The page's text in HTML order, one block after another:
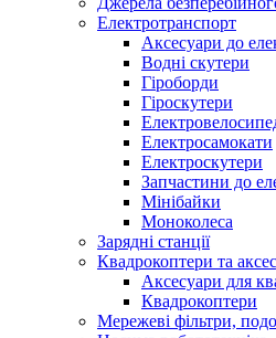
Електротранспорт
Аксесуари до
Водні скутери
Гіроборди
Гіроскутери
Електросамокати
Електроскутери
Запчастини до
Мінібайки
Моноколеса
Зарядні станції
Квадрокоптери та
Аксесуари для
Квадрокоптери
Мережеві фільтри,